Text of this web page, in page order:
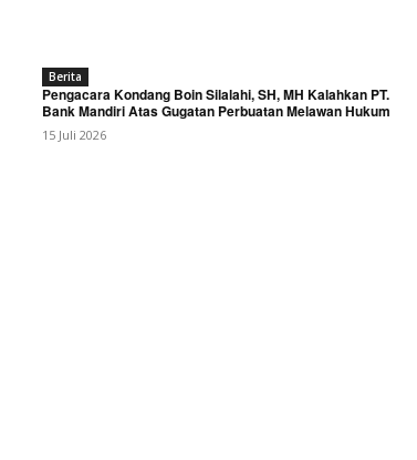
Berita
Pengacara Kondang Boin Silalahi, SH, MH Kalahkan PT.
Bank Mandiri Atas Gugatan Perbuatan Melawan Hukum
15 Juli 2026